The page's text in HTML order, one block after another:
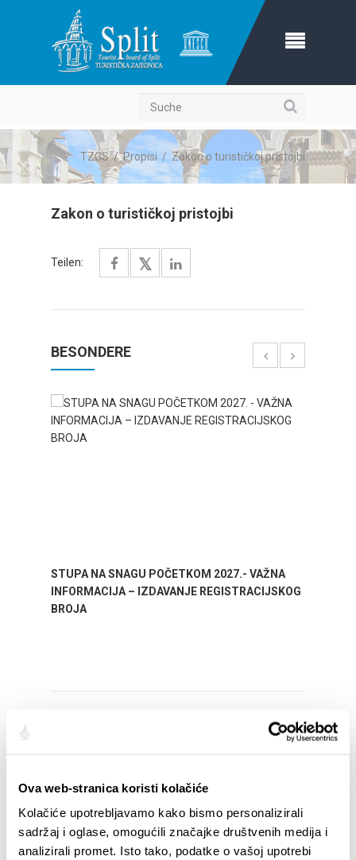
Ova web-stranica koristi kolačiće
Kolačiće upotrebljavamo kako bismo personalizirali
sadržaj i oglase, omogućili značajke društvenih medija i
analizirali promet. Isto tako, podatke o vašoj upotrebi
Suche
TZGS/Propisi / Zakon o turističkoj pristojbi
Zakon o turističkoj pristojbi
Teilen:
BESONDERE
STUPA NA SNAGU POČETKOM 2027.- VAŽNA
INFORMACIJA – IZDAVANJE REGISTRACIJSKOG
BROJA
EREIGNISSE
01.01.25- 31.12.26
CITY OF SPLIT EVENT CALENDAR